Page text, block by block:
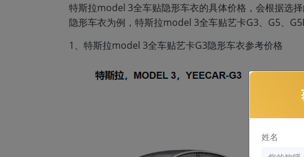
特斯拉model 3全车贴隐形车衣的具体价格，会根据选
隐形车衣为例，特斯拉model 3全车贴艺卡G3、G5、
1、特斯拉model 3全车贴艺卡G3隐形车衣参考价格
姓名